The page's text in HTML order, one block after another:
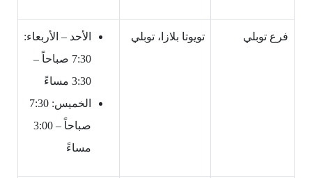
فرع توبلي تويوتا بلازا، توبلي
الأحد – الأربعاء:
7:30 صباحاً –
3:30 مساءً
الخميس: 7:30
صباحاً – 3:00
مساءً